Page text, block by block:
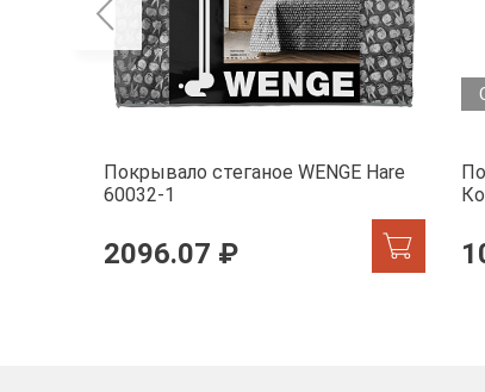
Покрывало стеганое WENGE Hare
60032-1
2096.07 ₽